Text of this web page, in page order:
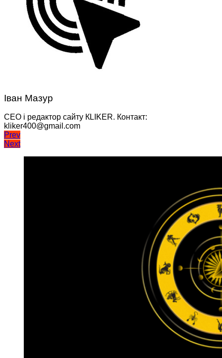
Іван Мазур
CEO і редактор сайту КLIKER. Контакт:
kliker400@gmail.com
Навігація
записів
Prev
Next